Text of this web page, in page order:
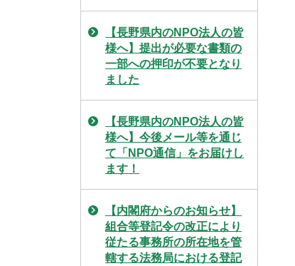
【長野県内のNPO法人の皆
様へ】提出が必要な書類の
一部への押印が不要となり
ました
【長野県内のNPO法人の皆
様へ】今後メール等を通じ
て「NPO通信」をお届けし
ます！
【内閣府からのお知らせ】
組合等登記令の改正により
従たる事務所の所在地を管
轄する法務局における登記